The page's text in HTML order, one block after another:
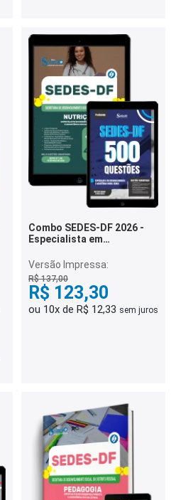
Combo SEDES-DF 2026 -
Especialista em
Assistência Social (EDAS) -
Nutrição
Versão Impressa:
R$ 137,00
R$ 123,30
ou 10x de R$ 12,33 sem juros